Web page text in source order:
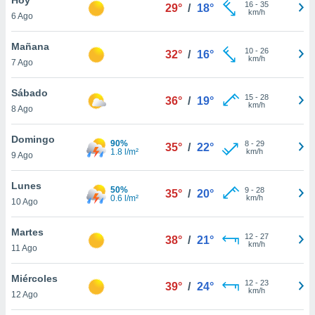
en
más
nuestra
de
cookies
aceptar
6 Ago
29° / 18° 16- 35
km/h
Mañana
7 Ago
32° / 16° 10- 26
km/h
Sábado
8 Ago
36° / 19° 15- 28
km/h
Domingo
9 Ago
90%
1.8 l/m²
35° / 22° 8- 29
km/h
Lunes
10 Ago
50%
0.6 l/m²
35° / 20° 9- 28
km/h
Martes
11 Ago
38° / 21° 12- 27
km/h
Miércoles
12 Ago
39° / 24° 12- 23
km/h